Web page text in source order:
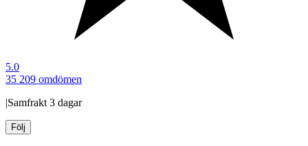
5.0
35 209 omdömen
|Samfrakt 3 dagar
Följ